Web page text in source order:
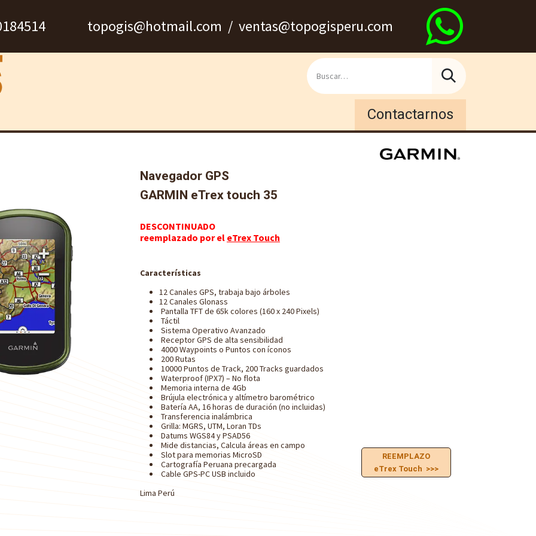
topogis@hotmail.com / ventas@topogisperu.com
Contactarnos
Navegador GPS
GARMIN eTrex touch 35
DESCONTINUADO
reemplazado por el eTrex Touch
Características
12 Canales GPS, trabaja bajo árboles
12 Canales Glonass
Pantalla TFT de 65k colores (160 x 240 Pixels)
Táctil
Sistema Operativo Avanzado
Receptor GPS de alta sensibilidad
4000 Waypoints o Puntos con íconos
200 Rutas
10000 Puntos de Track, 200 Tracks guardados
Waterproof (IPX7) – No flota
Memoria interna de 4Gb
Brújula electrónica y altímetro barométrico
Batería AA, 16 horas de duración (no incluidas)
Transferencia inalámbrica
Grilla: MGRS, UTM, Loran TDs
Datums WGS84 y PSAD56
Mide distancias, Calcula áreas en campo
Slot para memorias MicroSD
Cartografía Peruana precargada
Cable GPS-PC USB incluido
Lima Perú
REEMPLAZO
eTrex Touch >>>